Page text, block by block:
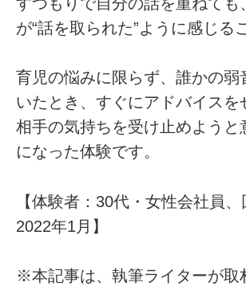
が“話を取られた”ように感じる
育児の悩みに限らず、誰かの弱
いたとき、すぐにアドバイスを
相手の気持ちを受け止めようと
になった体験です。
【体験者：30代・女性会社員、
2022年1月】
※本記事は、執筆ライターが取